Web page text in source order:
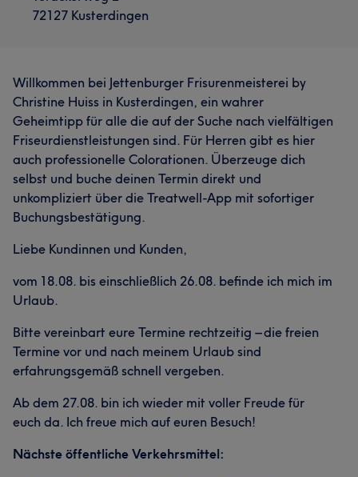
72127 Kusterdingen
Willkommen bei Jettenburger Frisurenmeisterei by
Christine Huiss in Kusterdingen, ein wahrer
Geheimtipp für alle die auf der Suche nach vielfältigen
Friseurdienstleistungen sind. Für Herren gibt es hier
auch professionelle Colorationen. Überzeuge dich
selbst und buche deinen Termin direkt und
unkompliziert über die Treatwell-App mit sofortiger
Buchungsbestätigung.
Liebe Kundinnen und Kunden,
vom 18.08. bis einschließlich 26.08. befinde ich mich im
Urlaub.
Bitte vereinbart eure Termine rechtzeitig – die freien
Termine vor und nach meinem Urlaub sind
erfahrungsgemäß schnell vergeben.
Ab dem 27.08. bin ich wieder mit voller Freude für
euch da. Ich freue mich auf euren Besuch!
Nächste öffentliche Verkehrsmittel: